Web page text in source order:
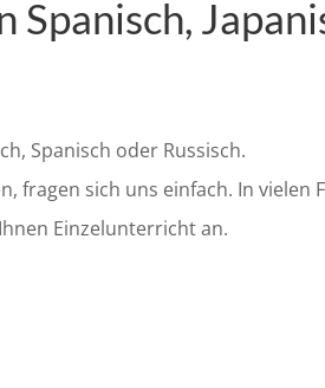
Spanisch oder Russisch.
fragen sich uns einfach. In vielen
Einzelunterricht an.